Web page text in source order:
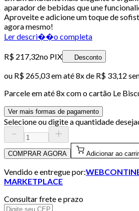
aparador de bebidas que une
Aproveite e adicione um toque de
agora mesmo!
Ler descri��o completa
R$ 217,32no PIX Desconto
ou R$ 265,03em até8x de R$ 33,12
Parcele em até8x com o cartão Le
Ver mais formas de pagamento
Selecione ou digite a quantidade
COMPRAR AGORA Adicionar ao
Vendido e entregue por:
MARKETPLACE
Consultar frete e prazo